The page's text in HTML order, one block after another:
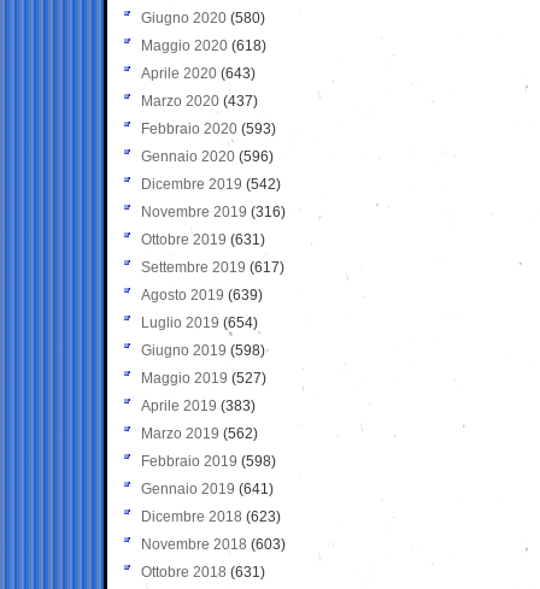
Giugno 2020 (580)
Maggio 2020 (618)
Aprile 2020 (643)
Marzo 2020 (437)
Febbraio 2020 (593)
Gennaio 2020 (596)
Dicembre 2019 (542)
Novembre 2019 (316)
Ottobre 2019 (631)
Settembre 2019 (617)
Agosto 2019 (639)
Luglio 2019 (654)
Giugno 2019 (598)
Maggio 2019 (527)
Aprile 2019 (383)
Marzo 2019 (562)
Febbraio 2019 (598)
Gennaio 2019 (641)
Dicembre 2018 (623)
Novembre 2018 (603)
Ottobre 2018 (631)